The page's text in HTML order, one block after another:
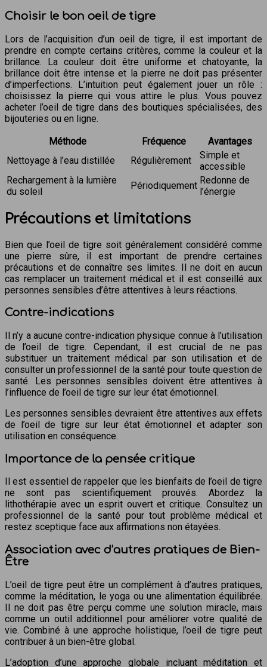
Choisir le bon oeil de tigre
Lors de l’acquisition d’un oeil de tigre, il est important de
prendre en compte certains critères, comme la couleur et la
brillance. La couleur doit être uniforme et chatoyante, la
brillance doit être intense et la pierre ne doit pas présenter
d’imperfections. L’intuition peut également jouer un rôle :
choisissez la pierre qui vous attire le plus. Vous pouvez
acheter l’oeil de tigre dans des boutiques spécialisées, des
bijouteries ou en ligne.
Méthode
Fréquence
Avantages
Nettoyage à l’eau distillée
Régulièrement
Simple et
accessible
Rechargement à la lumière
du soleil
Périodiquement Redonne de
l’énergie
Précautions et limitations
Bien que l’oeil de tigre soit généralement considéré comme
une pierre sûre, il est important de prendre certaines
précautions et de connaître ses limites. Il ne doit en aucun
cas remplacer un traitement médical et il est conseillé aux
personnes sensibles d’être attentives à leurs réactions.
Contre-indications
Il n’y a aucune contre-indication physique connue à l’utilisation
de l’oeil de tigre. Cependant, il est crucial de ne pas
substituer un traitement médical par son utilisation et de
consulter un professionnel de la santé pour toute question de
santé. Les personnes sensibles doivent être attentives à
l’influence de l’oeil de tigre sur leur état émotionnel.
Les personnes sensibles devraient être attentives aux effets
de l’oeil de tigre sur leur état émotionnel et adapter son
utilisation en conséquence.
Importance de la pensée critique
Il est essentiel de rappeler que les bienfaits de l’oeil de tigre
ne sont pas scientifiquement prouvés. Abordez la
lithothérapie avec un esprit ouvert et critique. Consultez un
professionnel de la santé pour tout problème médical et
restez sceptique face aux affirmations non étayées.
Association avec d’autres pratiques de Bien-
Être
L’oeil de tigre peut être un complément à d’autres pratiques,
comme la méditation, le yoga ou une alimentation équilibrée.
Il ne doit pas être perçu comme une solution miracle, mais
comme un outil additionnel pour améliorer votre qualité de
vie. Combiné à une approche holistique, l’oeil de tigre peut
contribuer à un bien-être global.
L’adoption d’une approche globale incluant méditation et